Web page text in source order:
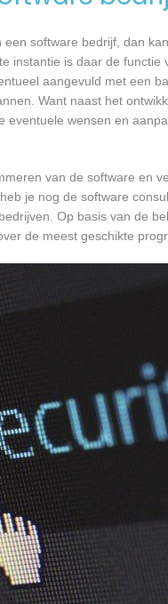
software bedrijf, dan
instantie is daar de
aangevuld met een
Want naast het
wensen en
van de software en
je nog de software
Op basis van de
de meest geschikte